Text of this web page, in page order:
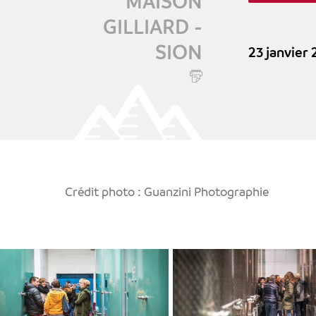
GILLIARD -
SION
23 janvier
Crédit photo : Guanzini Photographie